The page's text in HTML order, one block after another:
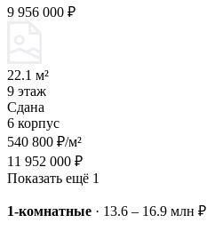
9 956 000 ₽
22.1 м²
9 этаж
Сдана
6 корпус
540 800 ₽/м²
11 952 000 ₽
Показать ещё 1
1-комнатные · 13.6 – 16.9 млн ₽